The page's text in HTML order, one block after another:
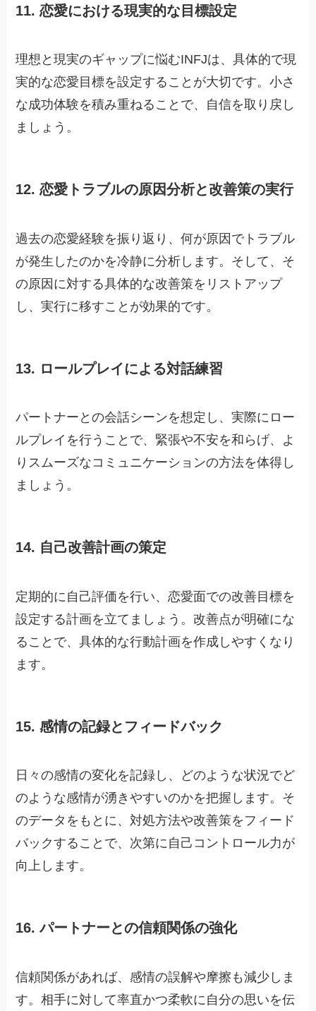
11. 恋愛における現実的な目標設定
理想と現実のギャップに悩むINFJは、具体的で現
実的な恋愛目標を設定することが大切です。小さ
な成功体験を積み重ねることで、自信を取り戻し
ましょう。
12. 恋愛トラブルの原因分析と改善策の実行
過去の恋愛経験を振り返り、何が原因でトラブル
が発生したのかを冷静に分析します。そして、そ
の原因に対する具体的な改善策をリストアップ
し、実行に移すことが効果的です。
13. ロールプレイによる対話練習
パートナーとの会話シーンを想定し、実際にロー
ルプレイを行うことで、緊張や不安を和らげ、よ
りスムーズなコミュニケーションの方法を体得し
ましょう。
14. 自己改善計画の策定
定期的に自己評価を行い、恋愛面での改善目標を
設定する計画を立てましょう。改善点が明確にな
ることで、具体的な行動計画を作成しやすくなり
ます。
15. 感情の記録とフィードバック
日々の感情の変化を記録し、どのような状況でど
のような感情が湧きやすいのかを把握します。そ
のデータをもとに、対処方法や改善策をフィード
バックすることで、次第に自己コントロール力が
向上します。
16. パートナーとの信頼関係の強化
信頼関係があれば、感情の誤解や摩擦も減少しま
す。相手に対して率直かつ柔軟に自分の思いを伝